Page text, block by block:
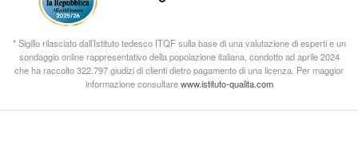
* Sigillo rilasciato dall’Istituto tedesco ITQF sulla base di una valutazione di esperti e un
sondaggio online rappresentativo della popolazione italiana, condotto ad aprile 2024
che ha raccolto 322.797 giudizi di clienti dietro pagamento di una licenza. Per maggior
informazione consultarewww.istituto-qualita.com